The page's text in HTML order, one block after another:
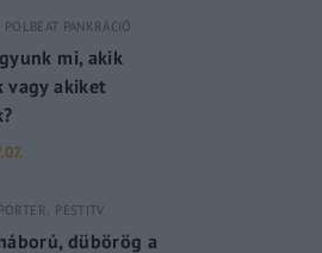
POLBEAT PANKRÁCIÓ
mi, akik
vagy akiket
PESTITV
háború, dübörög a